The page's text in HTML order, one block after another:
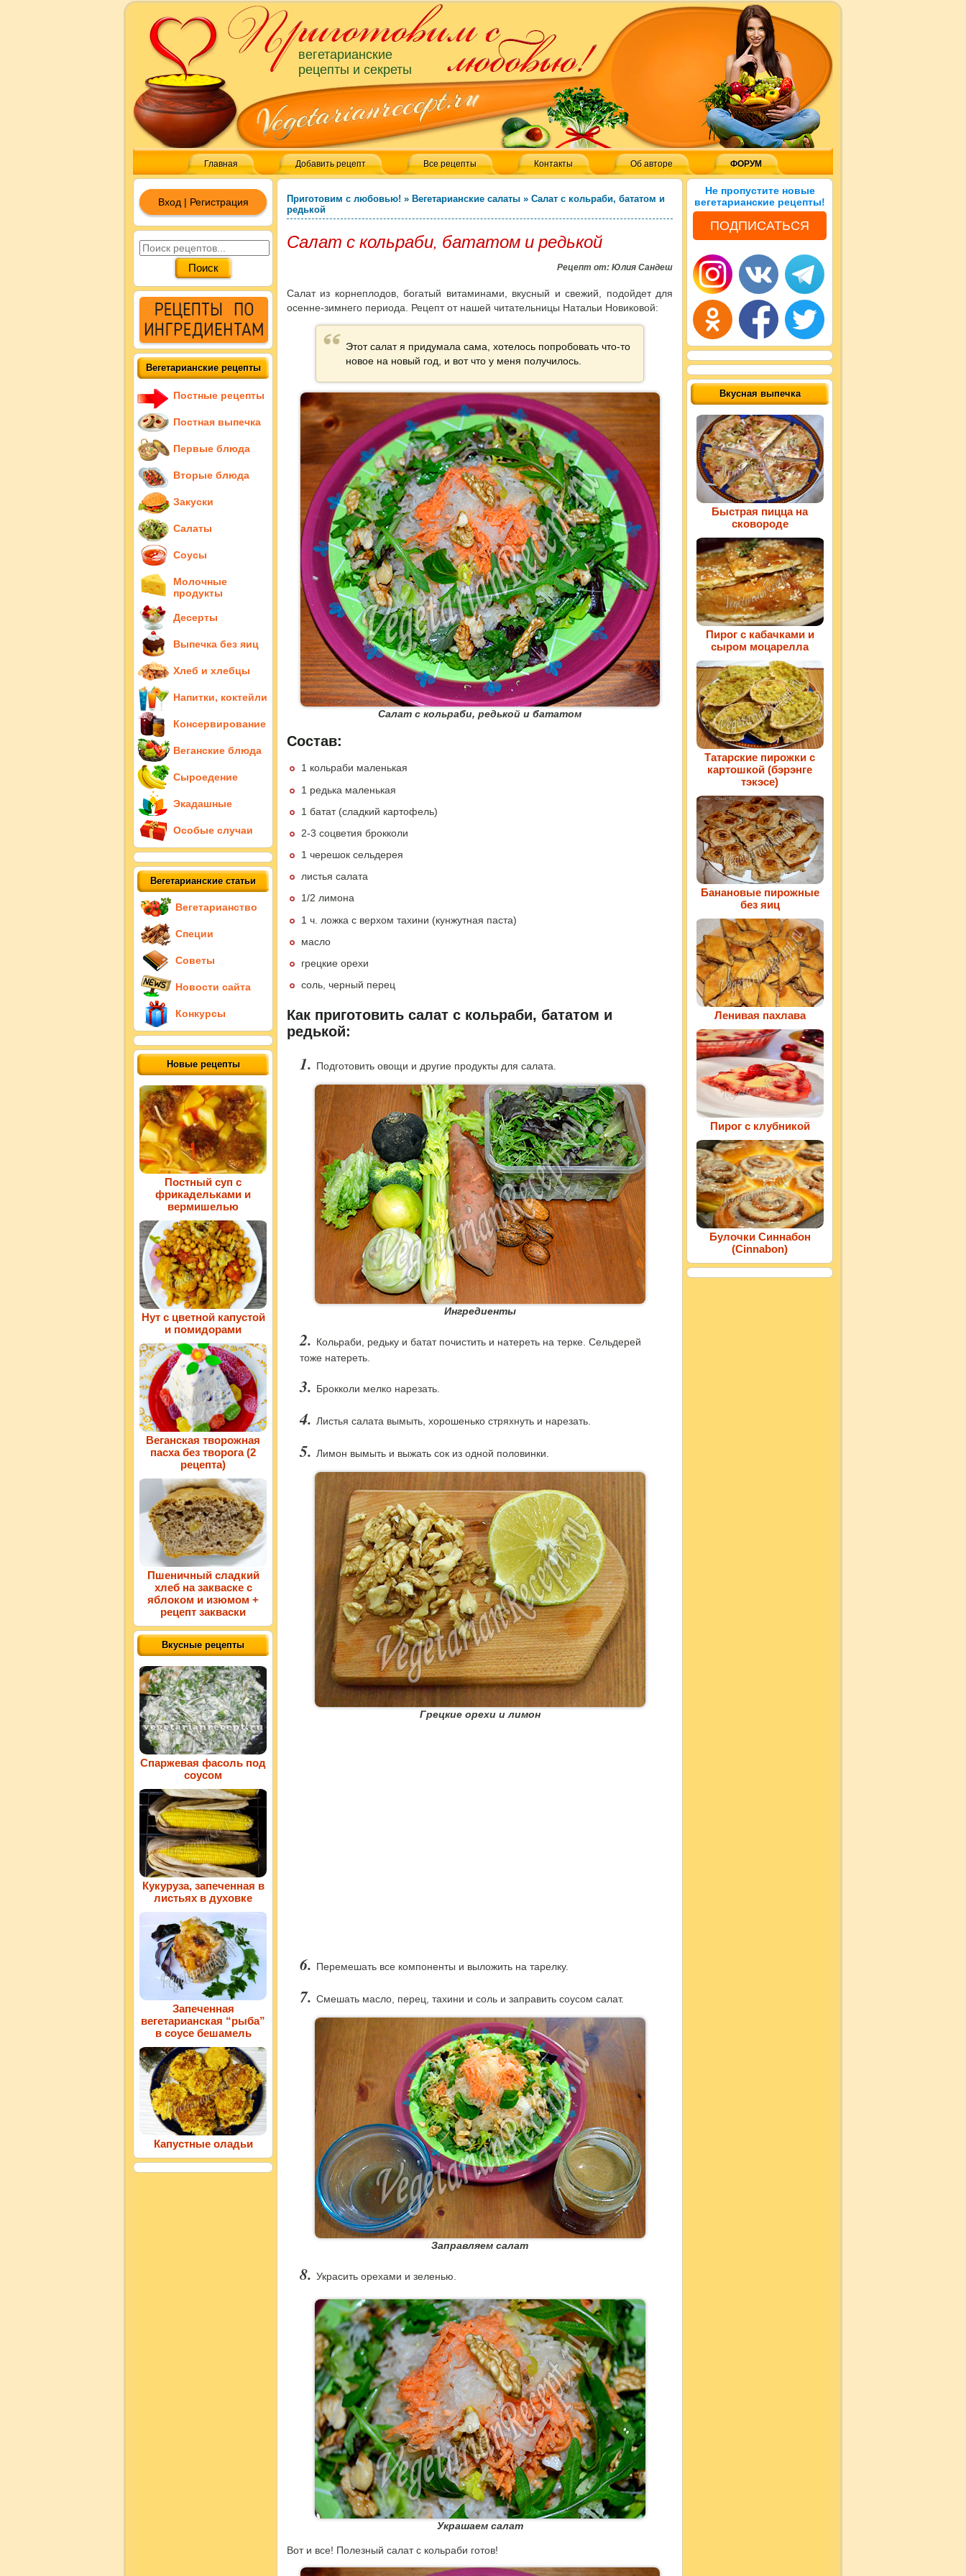
вегетарианские
рецепты и секреты
Главная Добавить рецепт Все рецепты Контакты Об авторе ФОРУМ
Приготовим с любовью! » Вегетарианские салаты » Салат с кольраби, бататом и
редькой
Салат с кольраби, бататом и редькой
Рецепт от: Юлия Сандеш
Салат из корнеплодов, богатый витаминами, вкусный и свежий, подойдет для
осенне-зимнего периода. Рецепт от нашей читательницы Натальи Новиковой:
Этот салат я придумала сама, хотелось попробовать что-то
новое на новый год, и вот что у меня получилось.
Салат с кольраби, редькой и бататом
Состав:
1 кольраби маленькая
1 редька маленькая
1 батат (сладкий картофель)
2-3 соцветия брокколи
1 черешок сельдерея
листья салата
1/2 лимона
1 ч. ложка с верхом тахини (кунжутная паста)
масло
грецкие орехи
соль, черный перец
Как приготовить салат с кольраби, бататом и
редькой:
Подготовить овощи и другие продукты для салата.
Ингредиенты
Кольраби, редьку и батат почистить и натереть на терке. Сельдерей
тоже натереть.
Брокколи мелко нарезать.
Листья салата вымыть, хорошенько стряхнуть и нарезать.
Лимон вымыть и выжать сок из одной половинки.
Грецкие орехи и лимон
Перемешать все компоненты и выложить на тарелку.
Смешать масло, перец, тахини и соль и заправить соусом салат.
Заправляем салат
Украсить орехами и зеленью.
Украшаем салат
Вот и все! Полезный салат с кольраби готов!
Вход | Регистрация
Вегетарианские рецепты
Постные рецепты
Постная выпечка
Первые блюда
Вторые блюда
Закуски
Салаты
Соусы
Молочные
продукты
Десерты
Выпечка без яиц
Хлеб и хлебцы
Напитки, коктейли
Консервирование
Веганские блюда
Сыроедение
Экадашные
Особые случаи
Вегетарианские статьи
Вегетарианство
Специи
Советы
Новости сайта
Конкурсы
Новые рецепты
Постный суп с
фрикадельками и
вермишелью
Нут с цветной капустой
и помидорами
Веганская творожная
пасха без творога (2
рецепта)
Пшеничный сладкий
хлеб на закваске с
яблоком и изюмом +
рецепт закваски
Вкусные рецепты
Спаржевая фасоль под
соусом
Кукуруза, запеченная в
листьях в духовке
Запеченная
вегетарианская “рыба”
в соусе бешамель
Капустные оладьи
Не пропустите новые
вегетарианские рецепты!
ПОДПИСАТЬСЯ
Вкусная выпечка
Быстрая пицца на
сковороде
Пирог с кабачками и
сыром моцарелла
Татарские пирожки с
картошкой (бэрэнге
тэкэсе)
Банановые пирожные
без яиц
Ленивая пахлава
Пирог с клубникой
Булочки Синнабон
(Cinnabon)